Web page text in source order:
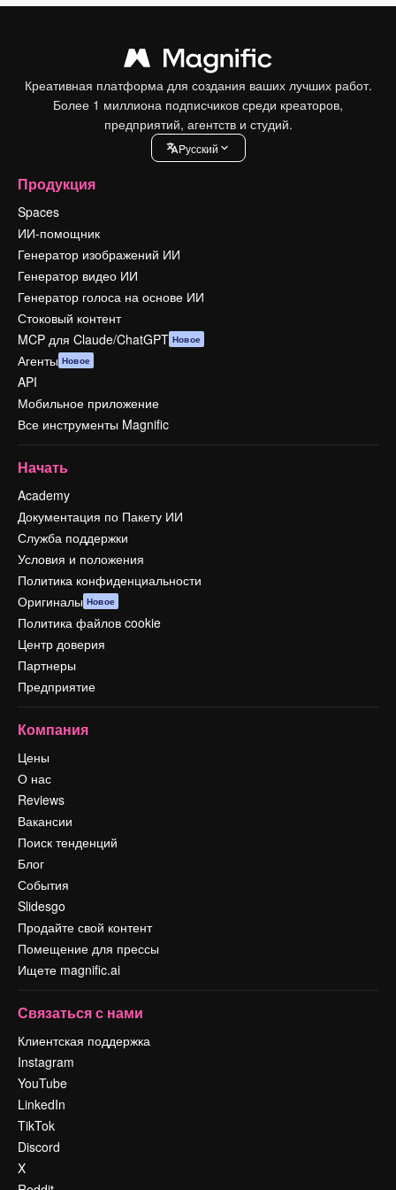
Креативная платформа для создания ваших лучших работ.
Более 1 миллиона подписчиков среди креаторов,
предприятий, агентств и студий.
Pусский
Продукция
Spaces
ИИ-помощник
Генератор изображений ИИ
Генератор видео ИИ
Генератор голоса на основе ИИ
Стоковый контент
MCP для Claude/ChatGPT Новое
Агенты Новое
API
Мобильное приложение
Все инструменты Magnific
Начать
Academy
Документация по Пакету ИИ
Служба поддержки
Условия и положения
Политика конфиденциальности
Оригиналы Новое
Политика файлов cookie
Центр доверия
Партнеры
Предприятие
Компания
Цены
О нас
Reviews
Вакансии
Поиск тенденций
Блог
События
Slidesgo
Продайте свой контент
Помещение для прессы
Ищете magnific.ai
Связаться с нами
Клиентская поддержка
Instagram
YouTube
LinkedIn
TikTok
Discord
X